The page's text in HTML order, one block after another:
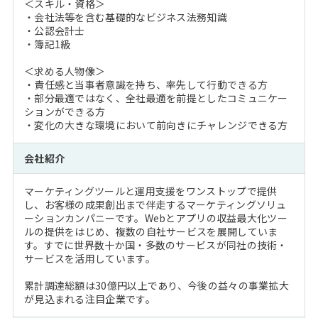
＜スキル・資格＞
・会社法等を含む基礎的なビジネス法務知識
・公認会計士
・簿記1級
＜求める人物像＞
・責任感と当事者意識を持ち、率先して行動できる方
・部分最適ではなく、全社最適を前提としたコミュニケー
ションができる方
・変化の大きな環境において前向きにチャレンジできる方
会社紹介
マーケティングツールと運用支援をワンストップで提供
し、お客様の成果創出まで伴走するマーケティングソリュ
ーションカンパニーです。Webとアプリの収益最大化ツー
ルの提供をはじめ、複数の自社サービスを展開していま
す。すでに世界数十か国・多数のサービスが同社の技術・
サービスを活用しています。
累計調達総額は30億円以上であり、今後の益々の事業拡大
が見込まれる注目企業です。